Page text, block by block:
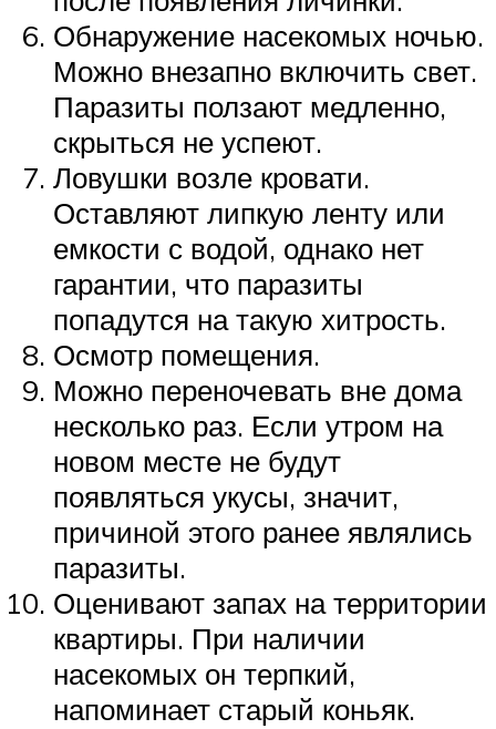
Обнаружение насекомых ночью.
Можно внезапно включить свет.
Паразиты ползают медленно,
скрыться не успеют.
Ловушки возле кровати.
Оставляют липкую ленту или
емкости с водой, однако нет
гарантии, что паразиты
попадутся на такую хитрость.
Осмотр помещения.
Можно переночевать вне дома
несколько раз. Если утром на
новом месте не будут
появляться укусы, значит,
причиной этого ранее являлись
паразиты.
Оценивают запах на территории
квартиры. При наличии
насекомых он терпкий,
напоминает старый коньяк.